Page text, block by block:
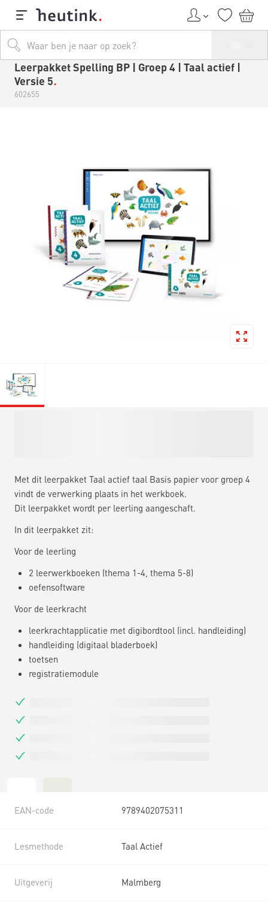
Leerpakket Spelling BP | Groep 4 | Taal actief |
Versie 5
602655
Met dit leerpakket Taal actief taal Basis papier voor groep 4
vindt de verwerking plaats in het werkboek.
Dit leerpakket wordt per leerling aangeschaft.
In dit leerpakket zit:
Voor de leerling
2 leerwerkboeken (thema 1-4, thema 5-8)
oefensoftware
Voor de leerkracht
leerkrachtapplicatie met digibordtool (incl. handleiding)
handleiding (digitaal bladerboek)
toetsen
registratiemodule
EAN-code 9789402075311
Lesmethode Taal Actief
Uitgeverij Malmberg